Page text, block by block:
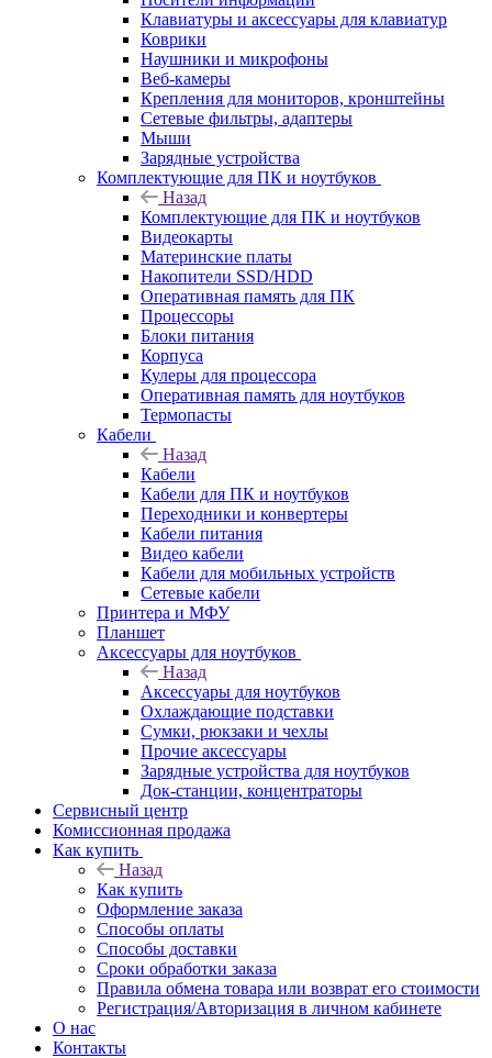
Клавиатуры и аксессуары для клавиатур
Коврики
Наушники и микрофоны
Веб-камеры
Крепления для мониторов, кронштейны
Сетевые фильтры, адаптеры
Мыши
Зарядные устройства
Комплектующие для ПК и ноутбуков
Назад
Комплектующие для ПК и ноутбуков
Видеокарты
Материнские платы
Накопители SSD/HDD
Оперативная память для ПК
Процессоры
Блоки питания
Корпуса
Кулеры для процессора
Оперативная память для ноутбуков
Термопасты
Кабели
Назад
Кабели
Кабели для ПК и ноутбуков
Переходники и конвертеры
Кабели питания
Видео кабели
Кабели для мобильных устройств
Сетевые кабели
Принтера и МФУ
Планшет
Аксессуары для ноутбуков
Назад
Аксессуары для ноутбуков
Охлаждающие подставки
Сумки, рюкзаки и чехлы
Прочие аксессуары
Зарядные устройства для ноутбуков
Док-станции, концентраторы
Сервисный центр
Комиссионная продажа
Как купить
Назад
Как купить
Оформление заказа
Способы оплаты
Способы доставки
Сроки обработки заказа
Правила обмена товара или возврат его стоимости
Регистрация/Авторизация в личном кабинете
О нас
Контакты